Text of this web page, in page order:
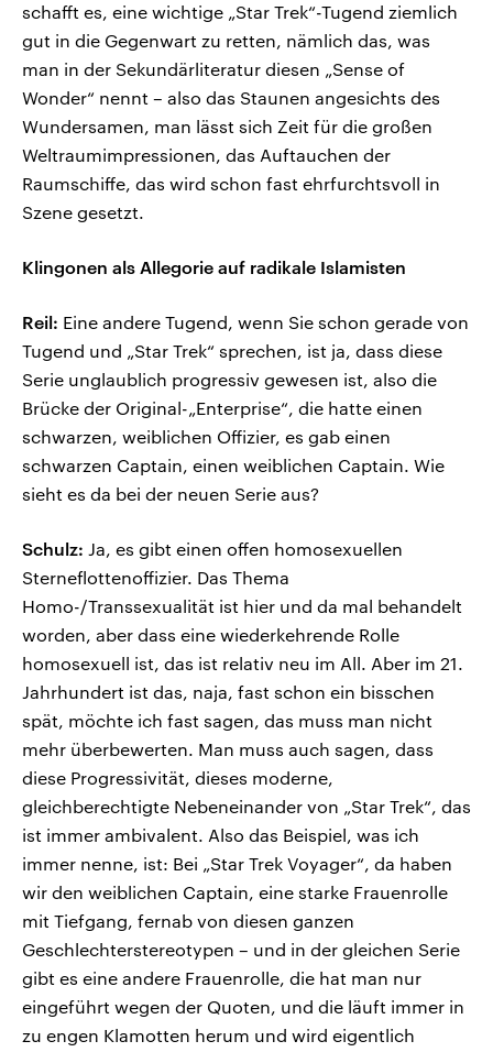
schafft es, eine wichtige „Star Trek“-Tugend ziemlich
gut in die Gegenwart zu retten, nämlich das, was
man in der Sekundärliteratur diesen „Sense of
Wonder“ nennt – also das Staunen angesichts des
Wundersamen, man lässt sich Zeit für die großen
Weltraumimpressionen, das Auftauchen der
Raumschiffe, das wird schon fast ehrfurchtsvoll in
Szene gesetzt.
Klingonen als Allegorie auf radikale Islamisten
Reil: Eine andere Tugend, wenn Sie schon gerade von
Tugend und „Star Trek“ sprechen, ist ja, dass diese
Serie unglaublich progressiv gewesen ist, also die
Brücke der Original-„Enterprise“, die hatte einen
schwarzen, weiblichen Offizier, es gab einen
schwarzen Captain, einen weiblichen Captain. Wie
sieht es da bei der neuen Serie aus?
Schulz: Ja, es gibt einen offen homosexuellen
Sterneflottenoffizier. Das Thema
Homo-/Transsexualität ist hier und da mal behandelt
worden, aber dass eine wiederkehrende Rolle
homosexuell ist, das ist relativ neu im All. Aber im 21.
Jahrhundert ist das, naja, fast schon ein bisschen
spät, möchte ich fast sagen, das muss man nicht
mehr überbewerten. Man muss auch sagen, dass
diese Progressivität, dieses moderne,
gleichberechtigte Nebeneinander von „Star Trek“, das
ist immer ambivalent. Also das Beispiel, was ich
immer nenne, ist: Bei „Star Trek Voyager“, da haben
wir den weiblichen Captain, eine starke Frauenrolle
mit Tiefgang, fernab von diesen ganzen
Geschlechterstereotypen – und in der gleichen Serie
gibt es eine andere Frauenrolle, die hat man nur
eingeführt wegen der Quoten, und die läuft immer in
zu engen Klamotten herum und wird eigentlich